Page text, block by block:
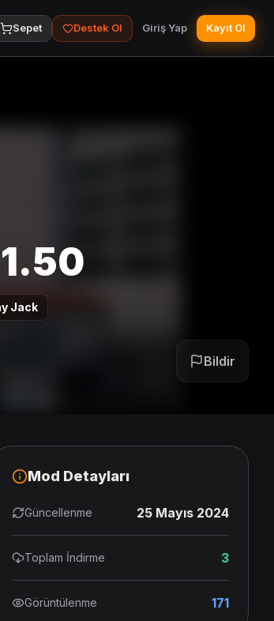
Sepet Destek Ol Giriş Yap Kayıt Ol
Jack
Bildir
Mod Detayları
Güncellenme 25 Mayıs 2024
Toplam İndirme 3
Görüntülenme 171